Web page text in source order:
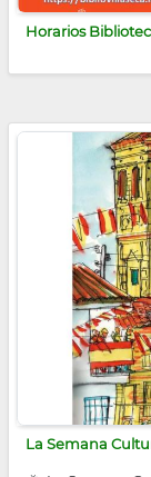
Horarios
La Semana